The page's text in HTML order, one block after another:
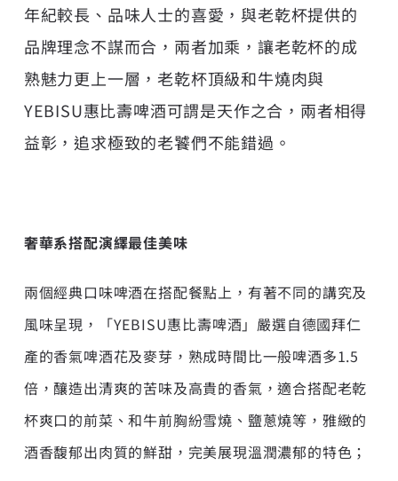
年紀較長、品味人士的喜愛，與老乾杯提供的
品牌理念不謀而合，兩者加乘，讓老乾杯的成
熟魅力更上一層，老乾杯頂級和牛燒肉與
YEBISU惠比壽啤酒可謂是天作之合，兩者相得
益彰，追求極致的老饕們不能錯過。
奢華系搭配演繹最佳美味
兩個經典口味啤酒在搭配餐點上，有著不同的講究及
風味呈現，「YEBISU惠比壽啤酒」嚴選自德國拜仁
產的香氣啤酒花及麥芽，熟成時間比一般啤酒多1.5
倍，釀造出清爽的苦味及高貴的香氣，適合搭配老乾
杯爽口的前菜、和牛前胸紛雪燒、鹽蔥燒等，雅緻的
酒香馥郁出肉質的鮮甜，完美展現溫潤濃郁的特色；